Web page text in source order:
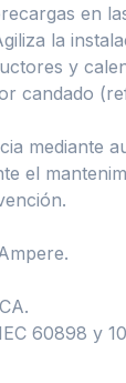
en
la
y
candado
mediante
el
60898 y